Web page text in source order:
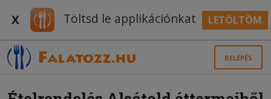
X Töltsd le applikációnkat LETÖLTÖM
BELÉPÉS